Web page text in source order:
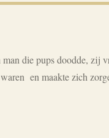
die pups doodde,
en maakte zich